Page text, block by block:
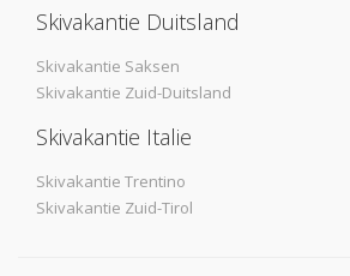
Skivakantie Duitsland
Skivakantie Saksen
Skivakantie Zuid-Duitsland
Skivakantie Italie
Skivakantie Trentino
Skivakantie Zuid-Tirol